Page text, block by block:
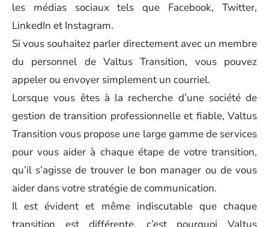
les médias sociaux tels que Facebook, Twitter,
LinkedIn et Instagram.
Si vous souhaitez parler directement avec un membre
du personnel de Valtus Transition, vous pouvez
appeler ou envoyer simplement un courriel.
Lorsque vous êtes à la recherche d’une société de
gestion de transition professionnelle et fiable, Valtus
Transition vous propose une large gamme de services
pour vous aider à chaque étape de votre transition,
qu’il s’agisse de trouver le bon manager ou de vous
aider dans votre stratégie de communication.
Il est évident et même indiscutable que chaque